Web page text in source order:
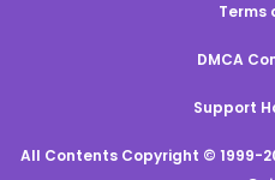
Terms
DMCA
Support
All Contents Copyright © 1999-